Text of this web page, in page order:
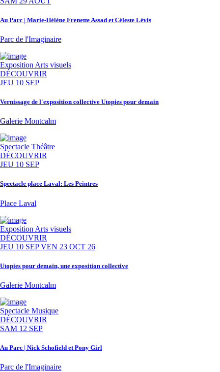
Au Parc | Marie-Hélène Frenette Assad et Céleste Lévis
Parc de l'Imaginaire
Exposition Arts visuels
DÉCOUVRIR
JEU 10 SEP
Vernissage de l'exposition collective Utopies pour demain
Galerie Montcalm
Spectacle Théâtre
DÉCOUVRIR
JEU 10 SEP
Spectacle place Laval: Les Peintres
Place Laval
Exposition Arts visuels
DÉCOUVRIR
JEU 10 SEP VEN 23 OCT 26
Utopies pour demain, une exposition collective
Galerie Montcalm
Spectacle Musique
DÉCOUVRIR
SAM 12 SEP
Au Parc | Nick Schofield et Pony Girl
Parc de l'Imaginaire